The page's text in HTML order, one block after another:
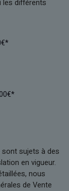
les différents
sujets à des
en vigueur.
nous
de Vente